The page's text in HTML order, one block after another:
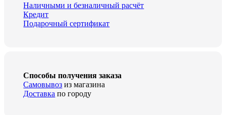
Наличными и безналичный расчёт
Кредит
Подарочный сертификат
Способы получения заказа
Самовывоз из магазина
Доставка по городу